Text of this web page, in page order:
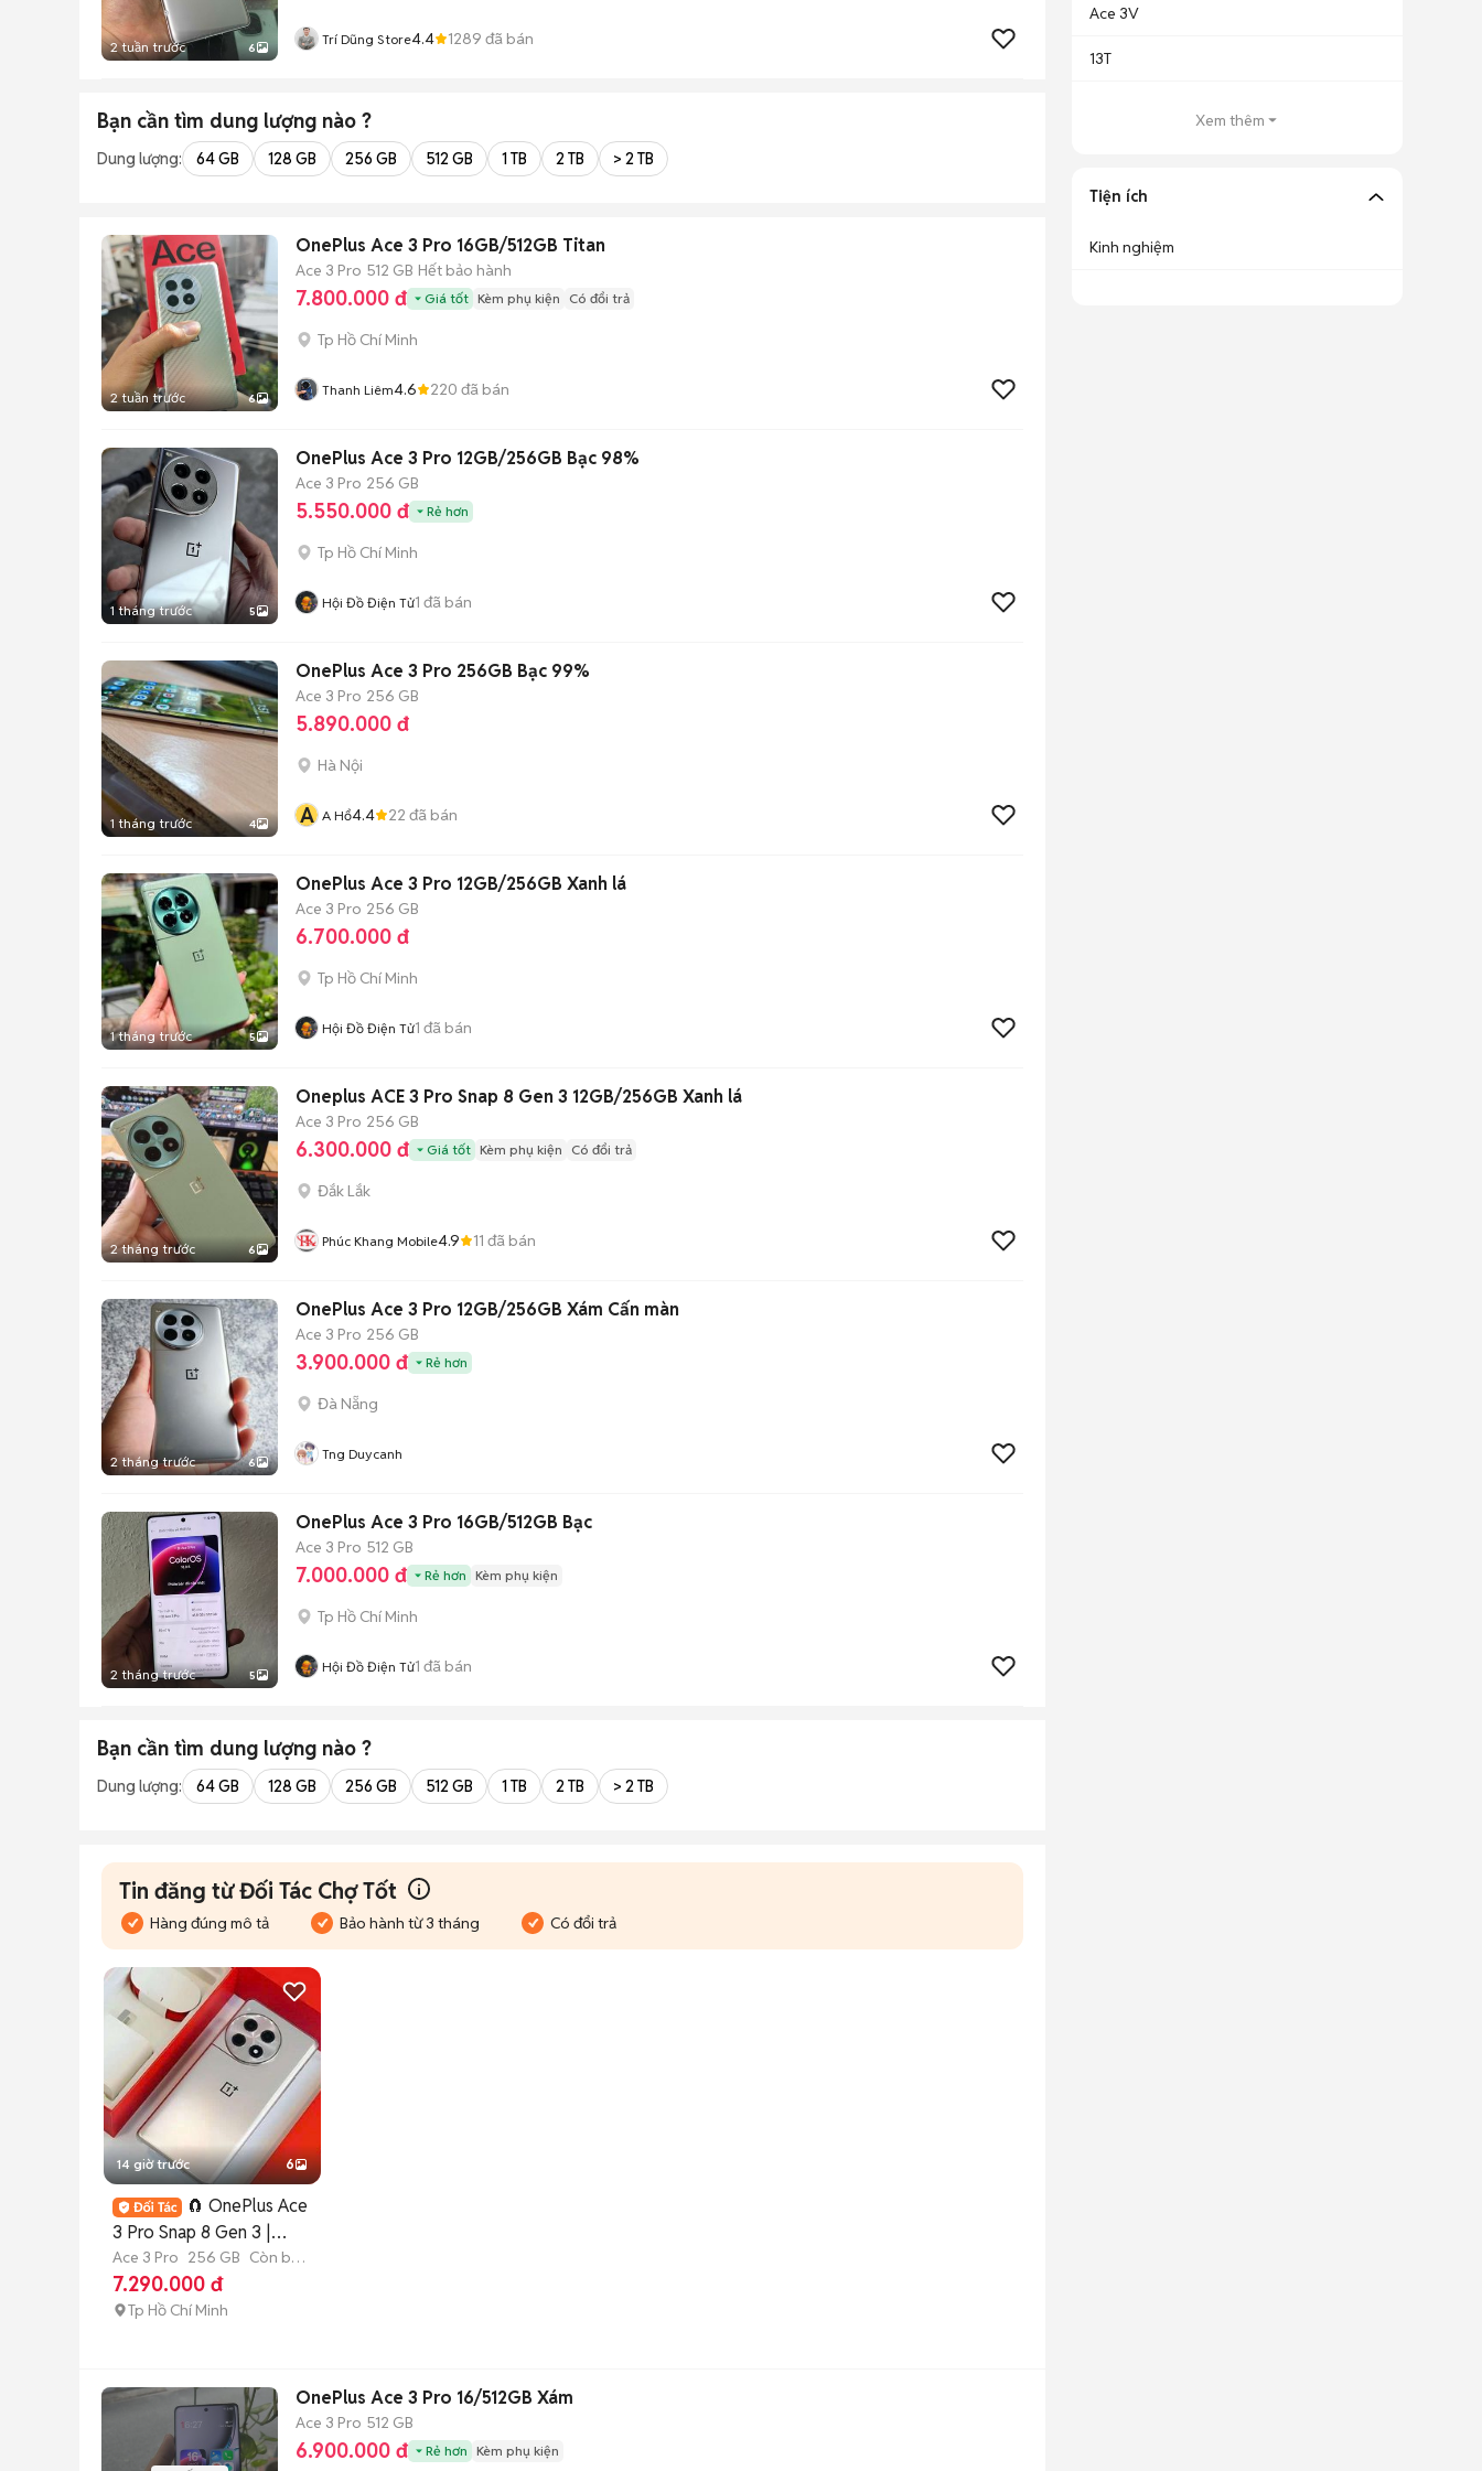
2 tuần trước 6 Trí Dũng Store4.4 1289 đã bán
Bạn cần tìm dung lượng nào ?
Dung lượng: 64 GB 128 GB 256 GB 512 GB 1 TB 2 TB > 2 TB
2 tuần trước 6
OnePlus Ace 3 Pro 16GB/512GB Titan
Ace 3 Pro 512 GB Hết bảo hành
7.800.000 đ Giá tốt Kèm phụ kiện Có đổi trả
Tp Hồ Chí Minh
Thanh Liêm4.6 220 đã bán
1 tháng trước 5
OnePlus Ace 3 Pro 12GB/256GB Bạc 98%
Ace 3 Pro 256 GB
5.550.000 đ Rẻ hơn
Tp Hồ Chí Minh
Hội Đồ Điện Tử1 đã bán
1 tháng trước 4
OnePlus Ace 3 Pro 256GB Bạc 99%
Ace 3 Pro 256 GB
5.890.000 đ
Hà Nội
A A Hổ4.4 22 đã bán
1 tháng trước 5
OnePlus Ace 3 Pro 12GB/256GB Xanh lá
Ace 3 Pro 256 GB
6.700.000 đ
Tp Hồ Chí Minh
Hội Đồ Điện Tử1 đã bán
2 tháng trước 6
Oneplus ACE 3 Pro Snap 8 Gen 3 12GB/256GB Xanh lá
Ace 3 Pro 256 GB
6.300.000 đ Giá tốt Kèm phụ kiện Có đổi trả
Đắk Lắk
Phúc Khang Mobile4.9 11 đã bán
2 tháng trước 6
OnePlus Ace 3 Pro 12GB/256GB Xám Cấn màn
Ace 3 Pro 256 GB
3.900.000 đ Rẻ hơn
Đà Nẵng
Tng Duycanh
2 tháng trước 5
OnePlus Ace 3 Pro 16GB/512GB Bạc
Ace 3 Pro 512 GB
7.000.000 đ Rẻ hơn Kèm phụ kiện
Tp Hồ Chí Minh
Hội Đồ Điện Tử1 đã bán
Bạn cần tìm dung lượng nào ?
Dung lượng: 64 GB 128 GB 256 GB 512 GB 1 TB 2 TB > 2 TB
Tin đăng từ Đối Tác Chợ Tốt
Hàng đúng mô tả Bảo hành từ 3 tháng Có đổi trả
14 giờ trước 6
🧲 OnePlus Ace
3 Pro Snap 8 Gen 3 |
𝐆Ó𝐏 𝐎𝐍𝐋𝐈𝐍𝐄
Ace 3 Pro 256 GB Còn bảo
hành
7.290.000 đ
Tp Hồ Chí Minh
OnePlus Ace 3 Pro 16/512GB Xám
Ace 3 Pro 512 GB
6.900.000 đ Rẻ hơn Kèm phụ kiện
Ace 3V
13T
Xem thêm
Tiện ích
Kinh nghiệm